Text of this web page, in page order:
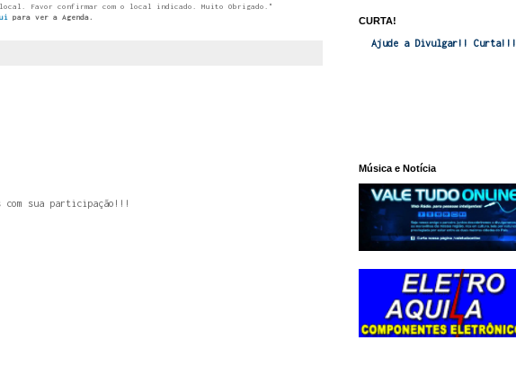
Favor confirmar com o local indicado. Muito Obrigado."
para ver a Agenda.
com sua participação!!!
CURTA!
Ajude a Divulgar!! Curta!!!
Música e Notícia